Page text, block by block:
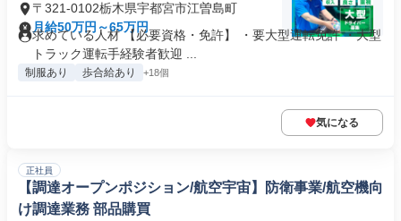
〒321-0102栃木県宇都宮市江曽島町
月給50万円～65万円
求めている人材 【必要資格・免許】 ・要大型運転免許 ・大型
トラック運転手経験者歓迎 ...
制服あり 歩合給あり +18個
気になる
正社員
【調達オープンポジション/航空宇宙】防衛事業/航空機向
け調達業務 部品購買